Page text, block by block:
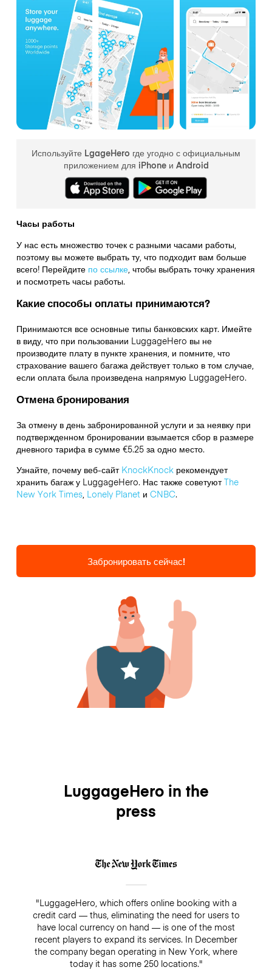
Используйте LgageHero где угодно с официальным
приложением для iPhone и Android
Часы работы
У нас есть множество точек с разными часами работы,
поэтому вы можете выбрать ту, что подходит вам больше
всего! Перейдите по ссылке, чтобы выбрать точку хранения
и посмотреть часы работы.
Какие способы оплаты принимаются?
Принимаются все основные типы банковских карт. Имейте
в виду, что при пользовании LuggageHero вы не
производите плату в пункте хранения, и помните, что
страхование вашего багажа действует только в том случае,
если оплата была произведена напрямую LuggageHero.
Отмена бронирования
За отмену в день забронированной услуги и за неявку при
подтвержденном бронировании взымается сбор в размере
дневного тарифа в сумме €5.25 за одно место.
Узнайте, почему веб-сайт KnockKnockрекомендует
хранить багаж у LuggageHero. Нас также советуютThe
New York Times, Lonely Planetи CNBC.
Забронировать сейчас!
LuggageHero in the
press
"LuggageHero, which offers online booking with a
credit card — thus, eliminating the need for users to
have local currency on hand — is one of the most
recent players to expand its services. In December
the company began operating in New York, where
today it has some 250 locations."